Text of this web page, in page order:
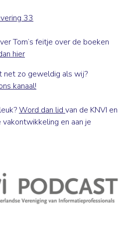
33
Tom’s feitje over de boeken
hier
net zo geweldig als wij?
kanaal!
Word dan lid van de KNVI en
en aan je